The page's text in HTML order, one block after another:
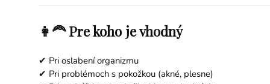
👩‍🦰 Pre koho je vhodný
✔ Pri oslabení organizmu
✔ Pri problémoch s pokožkou (akné, plesne)